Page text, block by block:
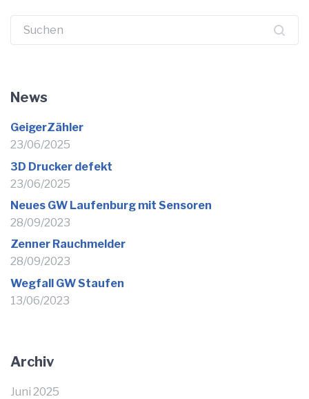
Suchen
News
GeigerZähler
23/06/2025
3D Drucker defekt
23/06/2025
Neues GW Laufenburg mit Sensoren
28/09/2023
Zenner Rauchmelder
28/09/2023
Wegfall GW Staufen
13/06/2023
Archiv
Juni 2025